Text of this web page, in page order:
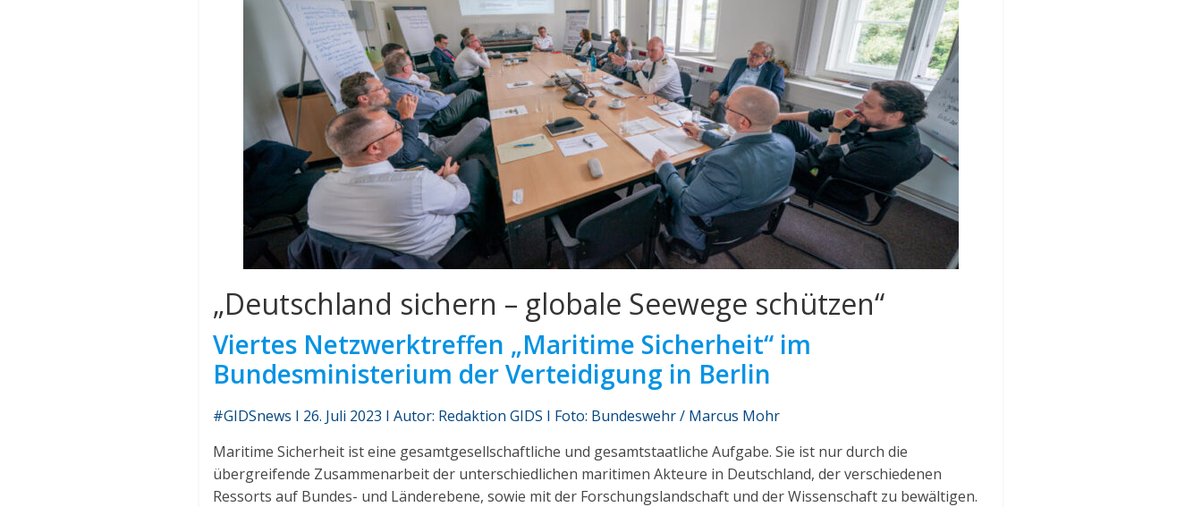
„Deutschland sichern – globale Seewege schützen“
Viertes Netzwerktreffen „Maritime Sicherheit“ im
Bundesministerium der Verteidigung in Berlin
#GIDSnews I 26. Juli 2023 I Autor: Redaktion GIDS I Foto: Bundeswehr / Marcus Mohr
Maritime Sicherheit ist eine gesamtgesellschaftliche und gesamtstaatliche Aufgabe. Sie ist nur durch die
übergreifende Zusammenarbeit der unterschiedlichen maritimen Akteure in Deutschland, der verschiedenen
Ressorts auf Bundes- und Länderebene, sowie mit der Forschungslandschaft und der Wissenschaft zu bewältigen.